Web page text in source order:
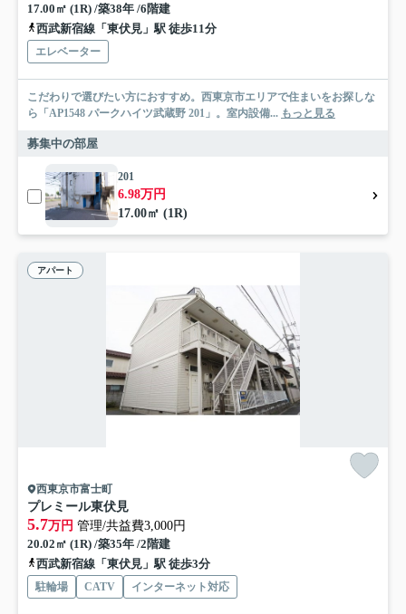
17.00㎡ (1R) /築38年 /6階建
西武新宿線「東伏見」駅 徒歩11分
エレベーター
こだわりで選びたい方におすすめ。西東京市エリアで住まいをお探しな
ら「AP1548 パークハイツ武蔵野 201」。室内設備... もっと見る
募集中の部屋
201
6.98万円
17.00㎡ (1R)
アパート
西東京市富士町
プレミール東伏見
5.7万円 管理/共益費3,000円
20.02㎡ (1R) /築35年 /2階建
西武新宿線「東伏見」駅 徒歩3分
駐輪場 CATV インターネット対応